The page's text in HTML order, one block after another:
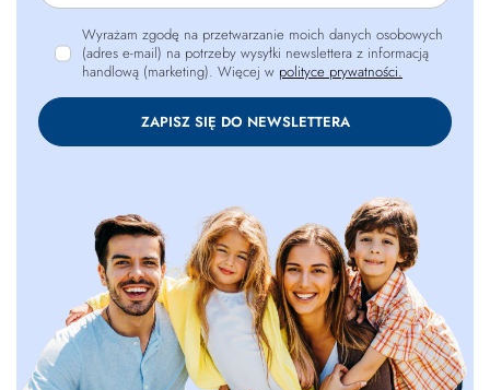
Wyrażam zgodę na przetwarzanie moich danych osobowych
(adres e-mail) na potrzeby wysyłki newslettera z informacją
handlową (marketing). Więcej w polityce prywatności.
ZAPISZ SIĘ DO NEWSLETTERA